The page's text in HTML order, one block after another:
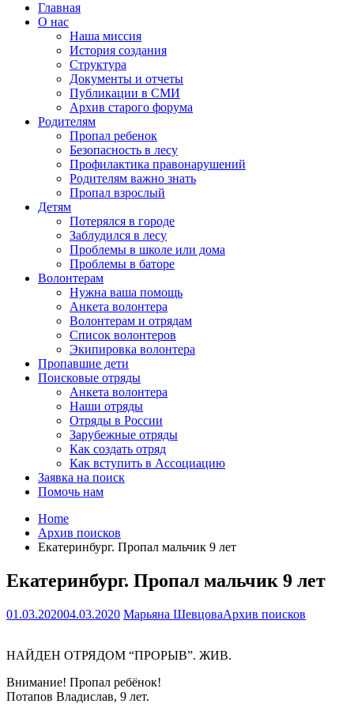
Главная
О нас
Наша миссия
История создания
Структура
Документы и отчеты
Публикации в СМИ
Архив старого форума
Родителям
Пропал ребенок
Безопасность в лесу
Профилактика правонарушений
Родителям важно знать
Пропал взрослый
Детям
Потерялся в городе
Заблудился в лесу
Проблемы в школе или дома
Проблемы в баторе
Волонтерам
Нужна ваша помощь
Анкета волонтера
Волонтерам и отрядам
Список волонтеров
Экипировка волонтера
Пропавшие дети
Поисковые отряды
Анкета волонтера
Наши отряды
Отряды в России
Зарубежные отряды
Как создать отряд
Как вступить в Ассоциацию
Заявка на поиск
Помочь нам
Home
Архив поисков
Екатеринбург. Пропал мальчик 9 лет
Екатеринбург. Пропал мальчик 9 лет
01.03.202004.03.2020 Марьяна ШевцоваАрхив поисков
НАЙДЕН ОТРЯДОМ “ПРОРЫВ”. ЖИВ.
Внимание! Пропал ребёнок!
Потапов Владислав, 9 лет.